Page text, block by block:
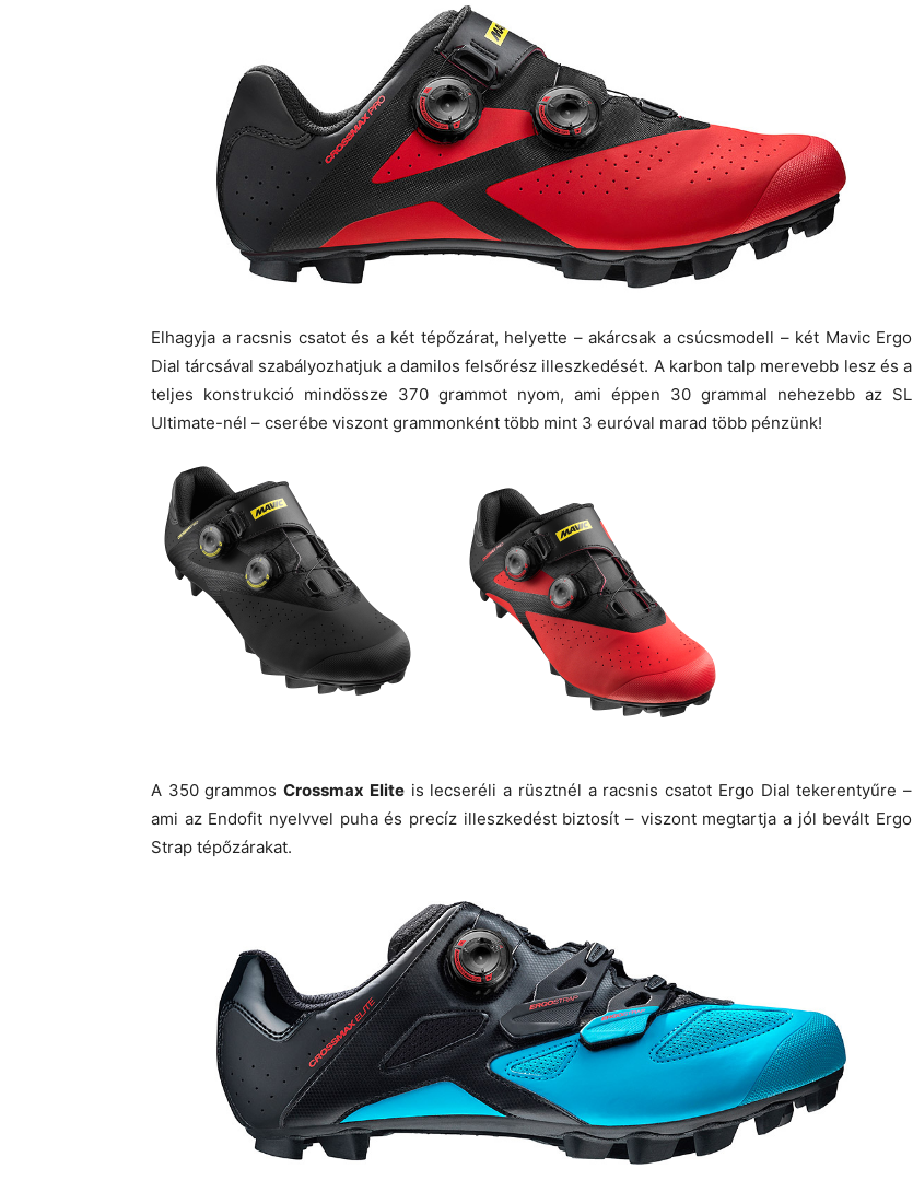
Elhagyja a racsnis csatot és a két tépőzárat, helyette – akárcsak a csúcsmodell – két Mavic Ergo
Dial tárcsával szabályozhatjuk a damilos felsőrész illeszkedését. A karbon talp merevebb lesz és a
teljes konstrukció mindössze 370 grammot nyom, ami éppen 30 grammal nehezebb az SL
Ultimate-nél – cserébe viszont grammonként több mint 3 euróval marad több pénzünk!
A 350 grammosCrossmax Eliteis lecseréli a rüsztnél a racsnis csatot Ergo Dial tekerentyűre –
ami az Endofit nyelvvel puha és precíz illeszkedést biztosít – viszont megtartja a jól bevált Ergo
Strap tépőzárakat.